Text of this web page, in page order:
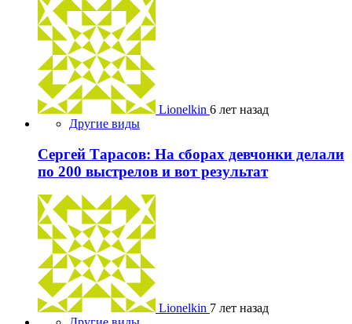
Lionelkin 6 лет назад
Другие виды
Сергей Тарасов: На сборах девчонки делали
по 200 выстрелов и вот результат
Lionelkin 7 лет назад